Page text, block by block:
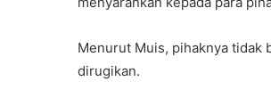
Menurut Muis, pihaknya tidak
dirugikan.